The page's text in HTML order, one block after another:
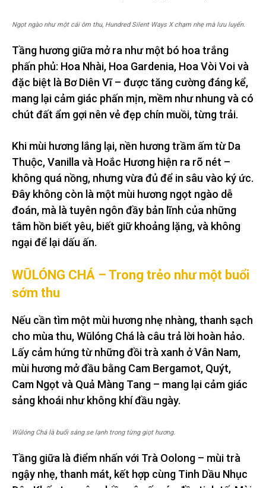
Ngọt ngào như một cái ôm thu, Hundred Silent Ways X chạm nhẹ mà lưu luyến.
Tầng hương giữa mở ra như một bó hoa trắng
phấn phủ: Hoa Nhài, Hoa Gardenia, Hoa Vòi Voi và
đặc biệt là Bơ Diên Vĩ – được tăng cường đáng kể,
mang lại cảm giác phấn mịn, mềm như nhung và có
chút đất ẩm gợi nên vẻ đẹp chín muồi, từng trải.
Khi mùi hương lắng lại, nền hương trầm ấm từ Da
Thuộc, Vanilla và Hoắc Hương hiện ra rõ nét –
không quá nồng, nhưng vừa đủ để in sâu vào ký ức.
Đây không còn là một mùi hương ngọt ngào dễ
đoán, mà là tuyên ngôn đầy bản lĩnh của những
tâm hồn biết yêu, biết giữ khoảng lặng, và không
ngại để lại dấu ấn.
WŪLÓNG CHÁ – Trong trẻo như một buổi
sớm thu
Nếu cần tìm một mùi hương nhẹ nhàng, thanh sạch
cho mùa thu, Wūlóng Chá là câu trả lời hoàn hảo.
Lấy cảm hứng từ những đồi trà xanh ở Vân Nam,
mùi hương mở đầu bằng Cam Bergamot, Quýt,
Cam Ngọt và Quả Màng Tang – mang lại cảm giác
sảng khoái như không khí đầu ngày.
Wūlóng Chá là buổi sáng se lạnh trong từng giọt hương.
Tầng giữa là điểm nhấn với Trà Oolong – mùi trà
ngậy nhẹ, thanh mát, kết hợp cùng Tinh Dầu Nhục